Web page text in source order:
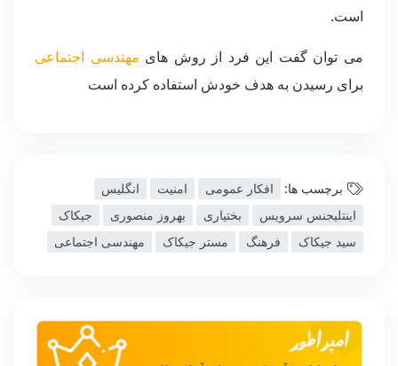
است.
می توان گفت این فرد از روش های مهندسی اجتماعی
برای رسیدن به هدف خودش استفاده کرده است
برچسب ها: افکار عمومی امنیت
انگلیس
اینتلیجنس سرویس
بختیاری بهروز منصوری
جیکاک
سید جیکاک
فرهنگ مستر جیکاک مهندسی اجتماعی